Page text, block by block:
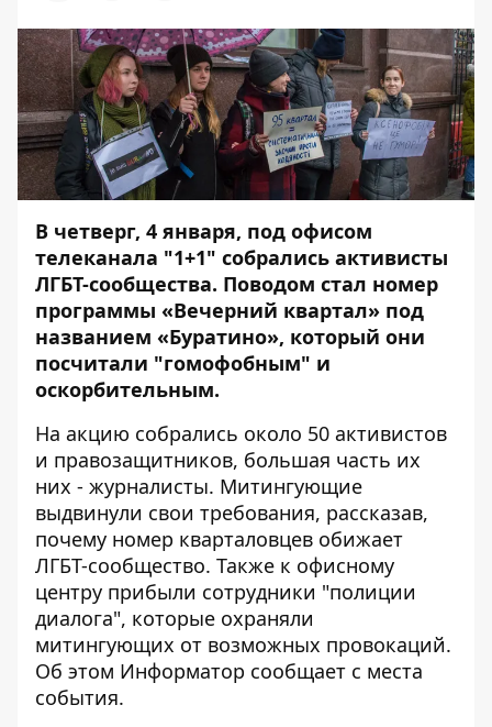
В четверг, 4 января, под офисом
телеканала "1+1" собрались активисты
ЛГБТ-сообщества. Поводом стал номер
программы «Вечерний квартал» под
названием «Буратино», который они
посчитали "гомофобным" и
оскорбительным.
На акцию собрались около 50 активистов
и правозащитников, большая часть их
них - журналисты. Митингующие
выдвинули свои требования, рассказав,
почему номер кварталовцев обижает
ЛГБТ-сообщество. Также к офисному
центру прибыли сотрудники "полиции
диалога", которые охраняли
митингующих от возможных провокаций.
Об этом Информатор сообщает с места
события.